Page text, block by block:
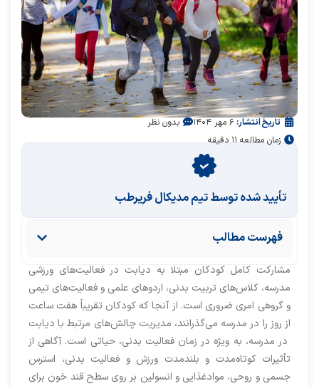
تاریخ انتشار: ۶ مهر ۱۴۰۴
بدون نظر
زمان مطالعه ۱۱ دقیقه
تأیید‌‌‌‌‌‌‌ شده توسط تیم مدیکال فریرطب
فهرست مطالب
مشارکت کامل کودکان مبتلا به دیابت در فعالیت‌های ورزشی
مدرسه، کلاس‌های تربیت بدنی، اردوهای علمی و فعالیت‌های تیمی
و گروهی امری ضروری است. از آنجا که کودکان تقریباً هفت ساعت
از روز را در مدرسه می‌گذرانند، مدیریت چالش‌های مرتبط با دیابت
در مدرسه، به ویژه در زمان فعالیت بدنی، حیاتی است. آگاهی از
تأثیرات کوتاه‌مدت و بلندمدت ورزش و فعالیت بدنی، استرس
جسمی و روحی، موادغذایی و انسولین بر روی سطح قند خون برای